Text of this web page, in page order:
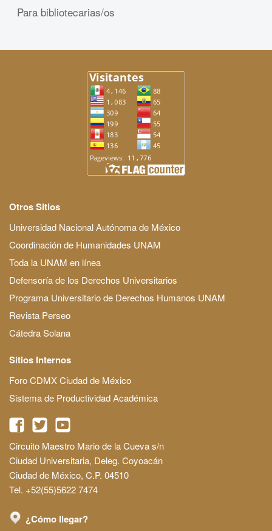
Para bibliotecarias/os
Otros Sitios
Universidad Nacional Autónoma de México
Coordinación de Humanidades UNAM
Toda la UNAM en línea
Defensoría de los Derechos Universitarios
Programa Universitario de Derechos Humanos UNAM
Revista Perseo
Cátedra Solana
Sitios Internos
Foro CDMX Ciudad de México
Sistema de Productividad Académica
Circuito Maestro Mario de la Cueva s/n
Ciudad Universitaria, Deleg. Coyoacán
Ciudad de México, C.P. 04510
Tel. +52(55)5622 7474
¿Cómo llegar?